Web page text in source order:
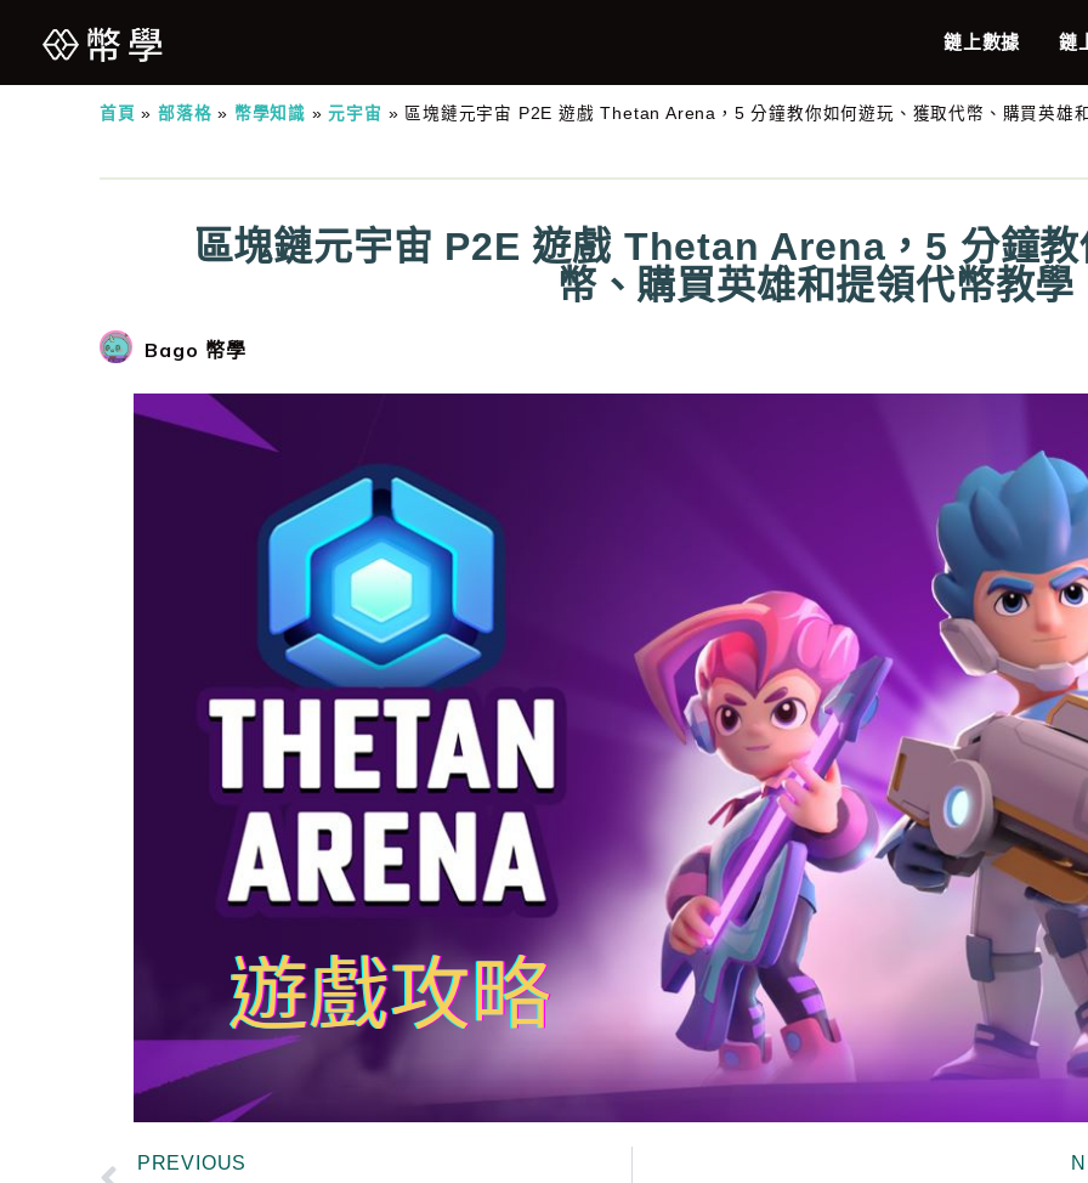
鏈上數據 鏈
首頁 »部落格 » 幣學知識 »元宇宙 » 區塊鏈元宇宙 P2E 遊戲 Thetan Arena，5 分鐘教你如何遊玩、獲取代幣、購買英雄
區塊鏈元宇宙 P2E 遊戲 Thetan Arena，5 分鐘
幣、購買英雄和提領代幣教學
Bago 幣學
PREVIOUS